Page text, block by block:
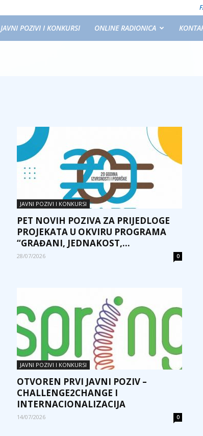
JAVNI POZIVI I KONKURSI ONLINE RADIONICA
JAVNI POZIVI I KONKURSI
PET NOVIH POZIVA ZA PRIJEDLOGE
PROJEKATA U OKVIRU PROGRAMA
“GRAĐANI, JEDNAKOST,...
28/07/2026 0
JAVNI POZIVI I KONKURSI
OTVOREN PRVI JAVNI POZIV –
CHALLENGE2CHANGE I
INTERNACIONALIZACIJA
14/07/2026 0